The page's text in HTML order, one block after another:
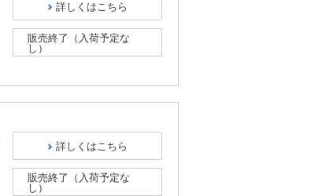
詳しくはこちら
販売終了（入荷予定な
し）
詳しくはこちら
販売終了（入荷予定な
し）